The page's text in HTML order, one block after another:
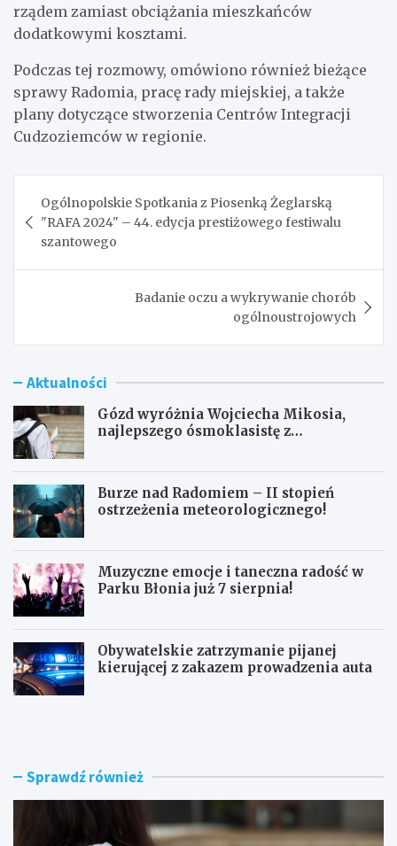
rządem zamiast obciążania mieszkańców
dodatkowymi kosztami.
Podczas tej rozmowy, omówiono również bieżące
sprawy Radomia, pracę rady miejskiej, a także
plany dotyczące stworzenia Centrów Integracji
Cudzoziemców w regionie.
wpisu
Ogólnopolskie Spotkania z Piosenką Żeglarską
"RAFA 2024" – 44. edycja prestiżowego festiwalu
szantowego
Badanie oczu a wykrywanie chorób
ogólnoustrojowych
Aktualności
Gózd wyróżnia Wojciecha Mikosia,
najlepszego ósmoklasistę z
Burze nad Radomiem – II stopień
ostrzeżenia meteorologicznego!
Muzyczne emocje i taneczna radość w
Parku Błonia już 7 sierpnia!
Obywatelskie zatrzymanie pijanej
kierującej z zakazem prowadzenia auta
G
y
B
n Sprawdź również